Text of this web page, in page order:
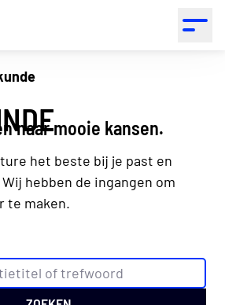
Open
naar mooie kansen.
het beste bij je past en
hebben de ingangen om
te maken.